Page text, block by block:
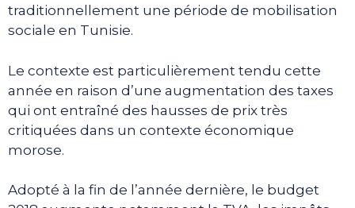
traditionnellement une période de mobilisation
sociale en Tunisie.
Le contexte est particulièrement tendu cette
année en raison d’une augmentation des taxes
qui ont entraîné des hausses de prix très
critiquées dans un contexte économique
morose.
Adopté à la fin de l’année dernière, le budget